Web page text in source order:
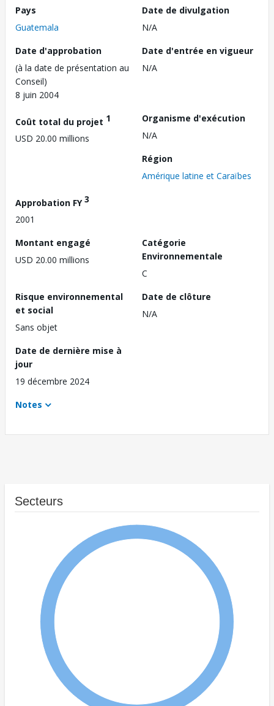
Pays
Guatemala
Date de divulgation
N/A
Date d'approbation
(à la date de présentation au
Conseil)
8 juin 2004
Date d'entrée en vigueur
N/A
Coût total du projet 1
USD 20.00 millions
Organisme d'exécution
N/A
Région
Amérique latine et Caraïbes
Approbation FY3
2001
Montant engagé
USD 20.00 millions
Catégorie
Environnementale
C
Risque environnemental
et social
Sans objet
Date de clôture
N/A
Date de dernière mise à
jour
19 décembre 2024
Notes
Secteurs